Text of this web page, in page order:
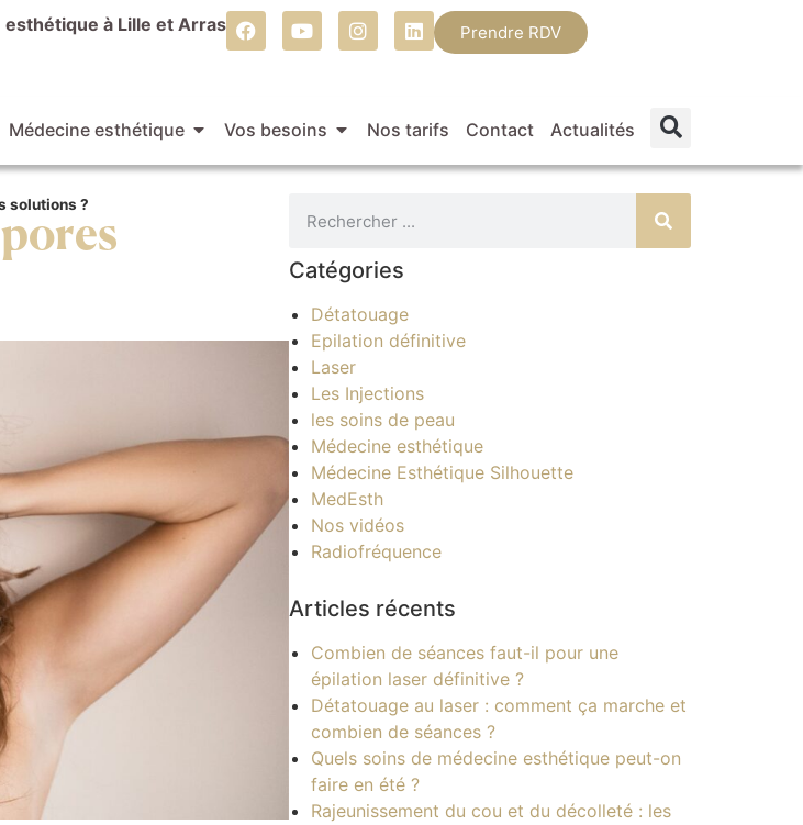
à Lille et Arras
Prendre RDV
Médecine esthétique Vos besoins Nos tarifs Contact Actualités
solutions ?
Catégories
Détatouage
Epilation définitive
Laser
Les Injections
les soins de peau
Médecine esthétique
Médecine Esthétique Silhouette
MedEsth
Nos vidéos
Radiofréquence
Articles récents
Combien de séances faut-il pour une
épilation laser définitive ?
Détatouage au laser : comment ça marche et
combien de séances ?
Quels soins de médecine esthétique peut-on
faire en été ?
Rajeunissement du cou et du décolleté : les